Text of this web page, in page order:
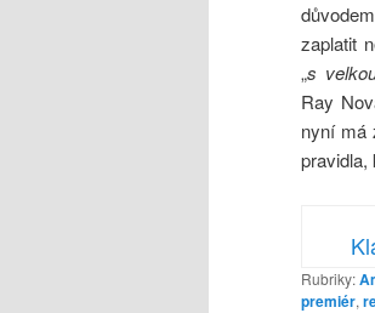
zaplatit
„s
Ray
nyní má
pravidla,
Rubriky:
premiér,